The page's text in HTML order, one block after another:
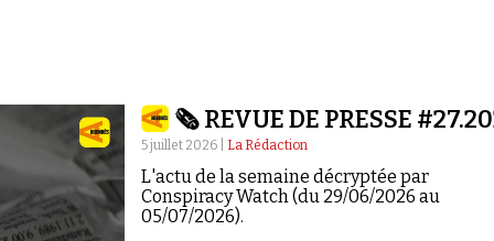
🗞️ REVUE DE PRESSE
5 juillet 2026 | La Rédaction
L'actu de la semaine décryptée par
Conspiracy Watch (du 29/06/2026 au
05/07/2026).